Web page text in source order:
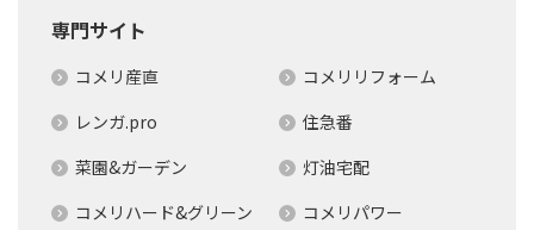
専門サイト
コメリ産直
コメリリフォーム
レンガ.pro
住急番
菜園&ガーデン
灯油宅配
コメリハード&グリーン
コメリパワー